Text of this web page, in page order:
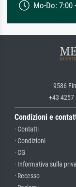
Mo-Do: 7:00
9586
+43 4257
Condizioni e
· Contatti
· Condizioni
· CG
· Informativa sulla
· Recesso